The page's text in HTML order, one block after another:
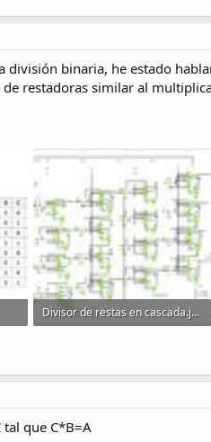
división binaria, he estado
restadoras similar al
Divisor de restas en cascada.jpg
que C*B=A